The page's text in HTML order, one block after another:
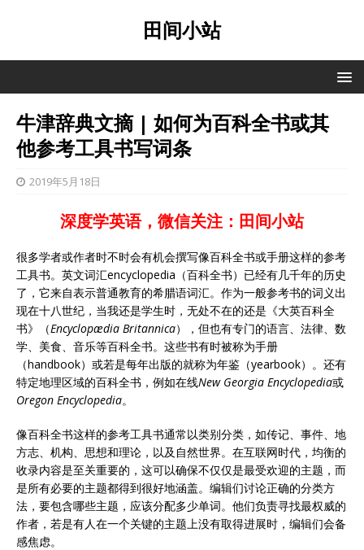
田间小站
牛津辞典文摘 | 如何为百科全书或其
他参考工具书写词条
2019年5月18日
深度学英语，微信关注：田间小站
很多学者或作者时不时会有机会撰写像百科全书或手册这样的参考
工具书。英文词汇encyclopedia（百科全书）已经有几千年的历史
了，它来自表示普通教育的希腊语词汇。作为一般参考书的词义出
现在十八世纪，当我还是学生时，无处不在的还是《大英百科全
书》（Encyclopædia Britannica），但也有专门的语言、法律、数
学、美食、音乐等百科全书。这些书有时被称为手册
（handbook）或若是每年出版的就称为年鉴（yearbook）。还有
特定地理区域的百科全书，例如在线New Georgia Encyclopedia或
Oregon Encyclopedia。
像百科全书这样的参考工具书通常以类别分类，如传记、事件、地
方志、机构、思想和理论，以及自然世界。在互联网时代，均衡的
收录内容是至关重要的，这可以确保不仅仅是最受欢迎的主题，而
是所有必要的主题都得到很好地涵盖。编辑们讨论正确的分类方
法，要包含哪些主题，应该分配多少单词。他们负责寻找最权威的
作者，若是有人在一个关键的主题上没有取得进展时，编辑们会备
感焦虑。